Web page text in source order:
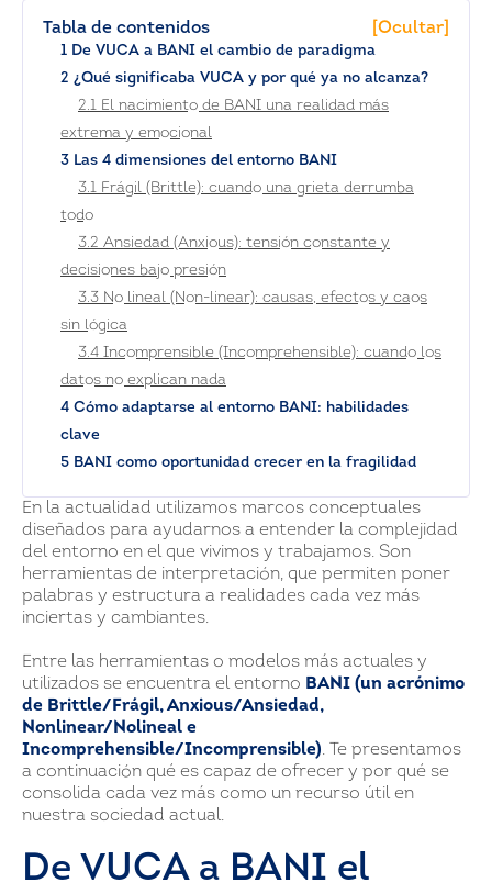
Tabla de contenidos [Ocultar]
1 De VUCA a BANI el cambio de paradigma
2 ¿Qué significaba VUCA y por qué ya no alcanza?
2.1 El nacimiento de BANI una realidad más
extrema y emocional
3 Las 4 dimensiones del entorno BANI
3.1 Frágil (Brittle): cuando una grieta derrumba
todo
3.2 Ansiedad (Anxious): tensión constante y
decisiones bajo presión
3.3 No lineal (Non-linear): causas, efectos y caos
sin lógica
3.4 Incomprensible (Incomprehensible): cuando los
datos no explican nada
4 Cómo adaptarse al entorno BANI: habilidades
clave
5 BANI como oportunidad crecer en la fragilidad
En la actualidad utilizamos marcos conceptuales
diseñados para ayudarnos a entender la complejidad
del entorno en el que vivimos y trabajamos. Son
herramientas de interpretación, que permiten poner
palabras y estructura a realidades cada vez más
inciertas y cambiantes.
Entre las herramientas o modelos más actuales y
utilizados se encuentra el entorno BANI (un acrónimo
de Brittle/Frágil, Anxious/Ansiedad,
Nonlinear/Nolineal e
Incomprehensible/Incomprensible). Te presentamos
a continuación qué es capaz de ofrecer y por qué se
consolida cada vez más como un recurso útil en
nuestra sociedad actual.
De VUCA a BANI el